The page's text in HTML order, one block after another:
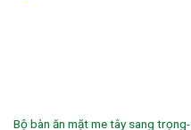
Bộ bàn ăn mặt me tây sang trọng-